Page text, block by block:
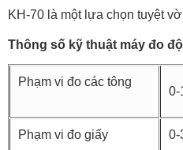
KH-70 là một lựa chọn tuyệt
Thông số kỹ thuật máy đo
Phạm vi đo các tông
0-
Phạm vi đo giấy 0-